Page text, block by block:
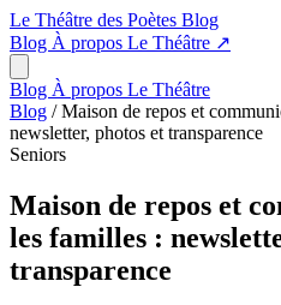
Le Théâtre des Poètes Blog
Blog À propos Le Théâtre ↗
Blog À propos Le Théâtre
Blog / Maison de repos et
newsletter, photos et transparence
Seniors
Maison de repos et
les familles :
transparence